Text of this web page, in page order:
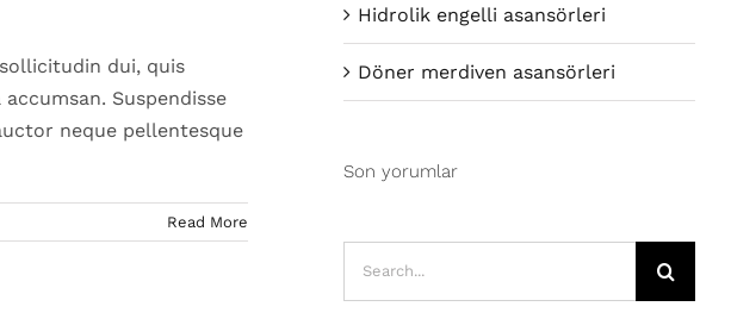
dui, quis
Suspendisse
neque pellentesque
Read More
Hidrolik engelli asansörleri
Döner merdiven asansörleri
Son yorumlar